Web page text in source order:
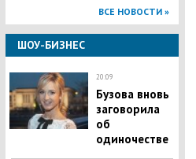
ВСЕ НОВОСТИ »
ШОУ-БИЗНЕС
20:09
Бузова вновь
заговорила
об
одиночестве